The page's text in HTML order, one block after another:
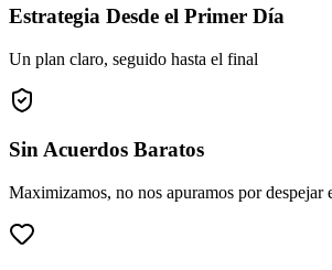
Estrategia Desde el Primer Día
Un plan claro, seguido hasta el final
Sin Acuerdos Baratos
Maximizamos, no nos apuramos por despejar